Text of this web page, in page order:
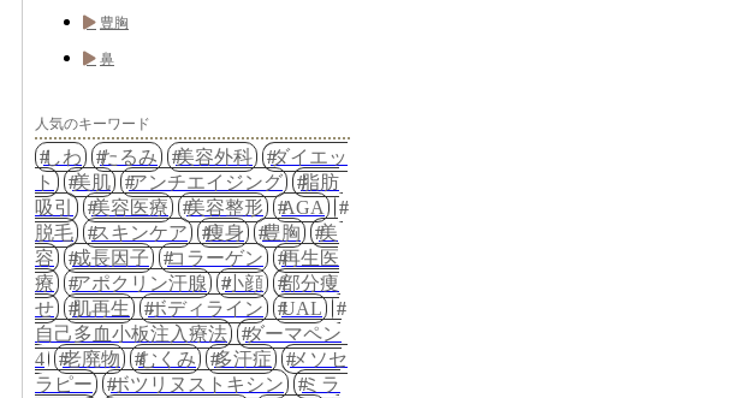
豊胸
鼻
人気のキーワード
しわ たるみ 美容外科
ダイエッ
ト
美肌 アンチエイジング
脂肪
吸引
美容医療 美容整形
AGA
脱毛
スキンケア 痩身 豊胸
美
容
成長因子 コラーゲン
再生医
療
アポクリン汗腺 小顔
部分痩
せ
肌再生 ボディライン
UAL
自己多血小板注入療法
ダーマペン
4
老廃物 むくみ 多汗症
メソセ
ラピー
ボツリヌストキシン
ミラ